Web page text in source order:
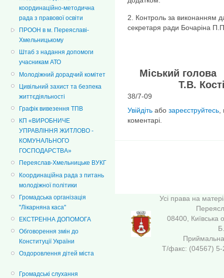
координаційно-методична
рада з правової освіти
ПРООН в м. Переяславі-
Хмельницькому
Штаб з надання допомоги
учасникам АТО
Молодіжний дорадчий комітет
Цивільний захист та безпека
життєдіяльності
Графік вивезення ТПВ
КП «ВИРОБНИЧЕ
УПРАВЛІННЯ ЖИТЛОВО -
КОМУНАЛЬНОГО
ГОСПОДАРСТВА»
Переяслав-Хмельницьке ВУКГ
Координаційна рада з питань
молодіжної політики
Громадська організація
"Лікарняна каса"
ЕКСТРЕННА ДОПОМОГА
Обговорення змін до
Конституції України
Оздоровлення дітей міста
Громадські слухання
2. Контроль за виконанням
секретаря ради Бочаріна
Т.В.
38/7-09
Увійдіть або зареєструйтесь
коментарі.
Усі права на
08400, Київська
Т/факс: